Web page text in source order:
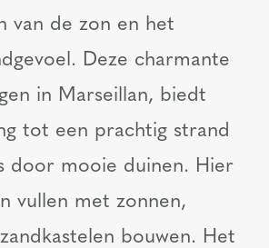
van de zon en het
Deze charmante
in Marseillan, biedt
tot een prachtig strand
door mooie duinen. Hier
vullen met zonnen,
bouwen. Het